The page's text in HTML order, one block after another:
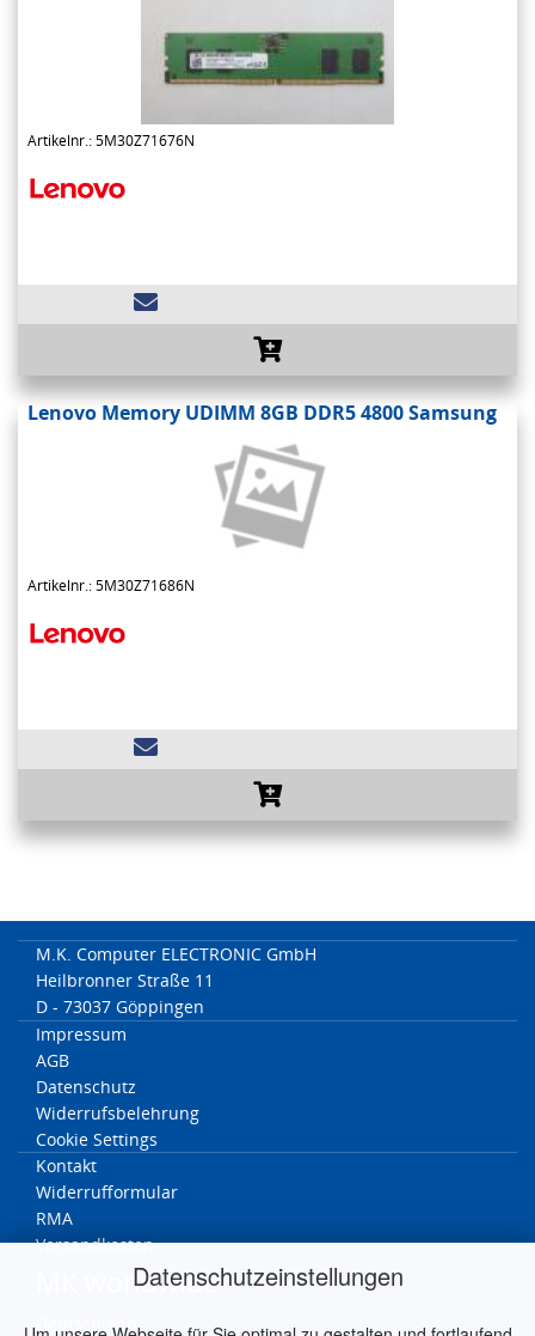
Datenschutzeinstellungen
Artikelnr.: 5M30Z71676N
Lenovo Memory UDIMM 8GB DDR5 4800 Samsung
Artikelnr.: 5M30Z71686N
M.K. Computer ELECTRONIC GmbH
Heilbronner Straße 11
D - 73037 Göppingen
Impressum
AGB
Datenschutz
Widerrufsbelehrung
Cookie Settings
Kontakt
Widerrufformular
RMA
Versandkosten
MK worldwide
Deutschland